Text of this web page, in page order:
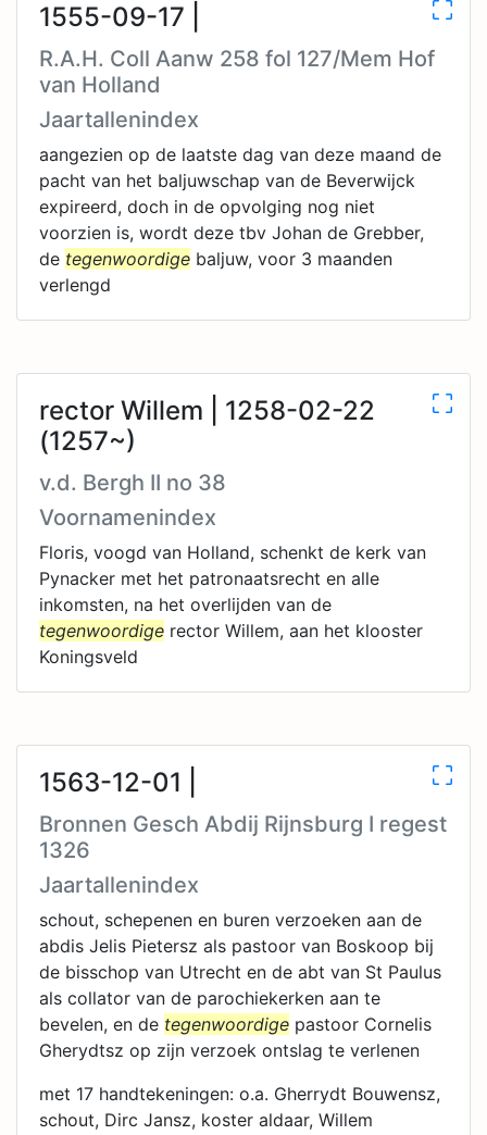
1555-09-17 |
R.A.H. Coll Aanw 258 fol 127/Mem Hof
van Holland
Jaartallenindex
aangezien op de laatste dag van deze maand de
pacht van het baljuwschap van de Beverwijck
expireerd, doch in de opvolging nog niet
voorzien is, wordt deze tbv Johan de Grebber,
de tegenwoordige baljuw, voor 3 maanden
verlengd
rector Willem | 1258-02-22
(1257~)
v.d. Bergh II no 38
Voornamenindex
Floris, voogd van Holland, schenkt de kerk van
Pynacker met het patronaatsrecht en alle
inkomsten, na het overlijden van de
tegenwoordige rector Willem, aan het klooster
Koningsveld
1563-12-01 |
Bronnen Gesch Abdij Rijnsburg I regest
1326
Jaartallenindex
schout, schepenen en buren verzoeken aan de
abdis Jelis Pietersz als pastoor van Boskoop bij
de bisschop van Utrecht en de abt van St Paulus
als collator van de parochiekerken aan te
bevelen, en de tegenwoordige pastoor Cornelis
Gherydtsz op zijn verzoek ontslag te verlenen
met 17 handtekeningen: o.a. Gherrydt Bouwensz,
schout, Dirc Jansz, koster aldaar, Willem